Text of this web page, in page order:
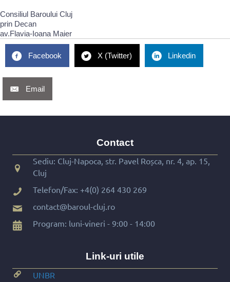
Consiliul Baroului Cluj
prin Decan
av.Flavia-Ioana Maier
Facebook X (Twitter) Linkedin
Email
Contact
Sediu: Cluj-Napoca, str. Pavel Roșca, nr. 4, ap. 15,
Cluj
Telefon/Fax: +4(0) 264 430 269
contact@baroul-cluj.ro
Program: luni-vineri - 9:00 - 14:00
Link-uri utile
UNBR